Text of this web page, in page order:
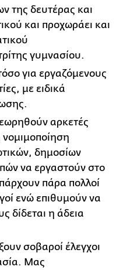
της δευτέρας και
και προχωράει και
γυμνασίου.
για εργαζόμενους
με ειδικά
αρκετές
νομιμοποίηση
δημοσίων
να εργαστούν στο
πάρα πολλοί
ενώ επιθυμούν να
δίδεται η άδεια
σοβαροί έλεγχοι
Μας